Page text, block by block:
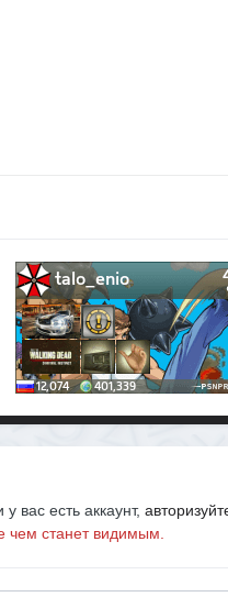
вас есть аккаунт,
чем станет видимым.